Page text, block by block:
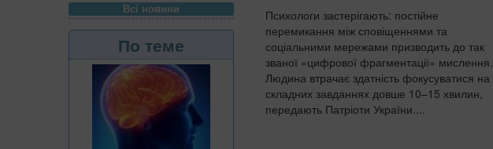
Всі новини
По теме
Психологи застерігають: постійне
перемикання між сповіщеннями та
соціальними мережами призводить до так
званої «цифрової фрагментації» мислення.
Людина втрачає здатність фокусуватися на
складних завданнях довше 10–15 хвилин,
передають Патріоти України....